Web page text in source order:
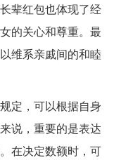
辈红包也体现了经
的关心和尊重。最
维系亲戚间的和睦
定，可以根据自身
说，重要的是表达
在决定数额时，可